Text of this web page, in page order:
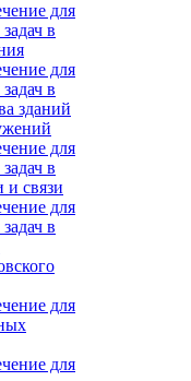
для
в
для
в
зданий
для
в
и связи
для
в
для
для